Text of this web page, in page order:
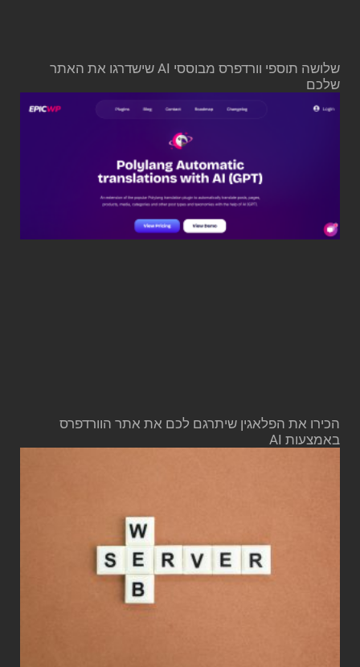
שלושה תוספי וורדפרס מבוססי AI שישדרגו את האתר
שלכם
הכירו את הפלאגין שיתרגם לכם את אתר הוורדפרס
באמצעות AI